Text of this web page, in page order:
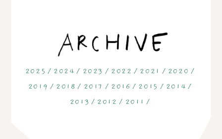
2025 2024 2023 2022 2021
2020
2019
2018 2017 2016 2015
2014
2013
2012 2011